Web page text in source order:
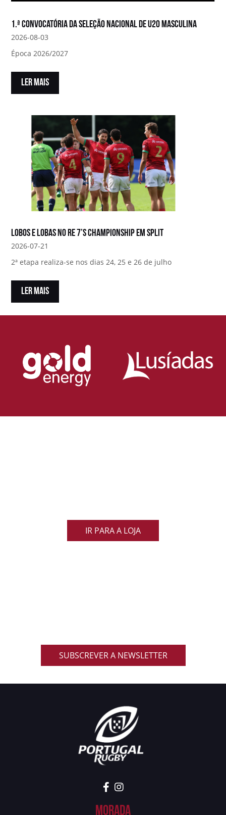
1.ª convocatória da Seleção Nacional de U20 Masculina
2026-08-03
Época 2026/2027
LER MAIS
Lobos e Lobas no RE 7’s Championship em Split
2026-07-21
2ª etapa realiza-se nos dias 24, 25 e 26 de julho
LER MAIS
IR PARA A LOJA
SUBSCREVER A NEWSLETTER
Morada